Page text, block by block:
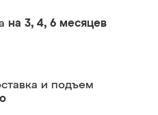
на 3, 4, 6 месяцев
и подъем